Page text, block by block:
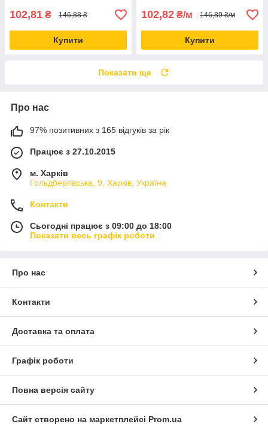
102,81 ₴ 146,88 ₴
Купити
102,82 ₴/м 146,89 ₴/м
Купити
Показати ще
Про нас
97% позитивних з 165 відгуків за рік
Працює з 27.10.2015
м. Харків
Гольдбергівська, 9, Харків, Україна
Контакти
Сьогодні працює з 09:00 до 18:00
Показати весь графік роботи
Про нас
Контакти
Доставка та оплата
Графік роботи
Повна версія сайту
Сайт створено на маркетплейсі Prom.ua